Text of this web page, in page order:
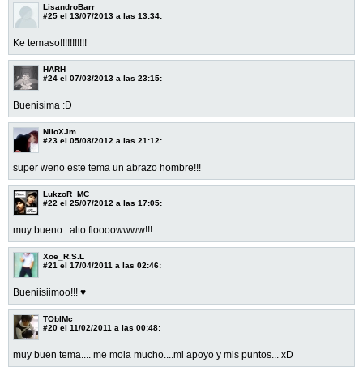
LisandroBarr
#25 el 13/07/2013 a las 13:34:
Ke temaso!!!!!!!!!!!
HARH
#24 el 07/03/2013 a las 23:15:
Buenisima :D
NiloXJm
#23 el 05/08/2012 a las 21:12:
super weno este tema un abrazo hombre!!!
LukzoR_MC
#22 el 25/07/2012 a las 17:05:
muy bueno.. alto floooowwww!!!
Xoe_R.S.L
#21 el 17/04/2011 a las 02:46:
Bueniisiimoo!!! ♥
TObIMc
#20 el 11/02/2011 a las 00:48:
muy buen tema.... me mola mucho....mi apoyo y mis puntos... xD